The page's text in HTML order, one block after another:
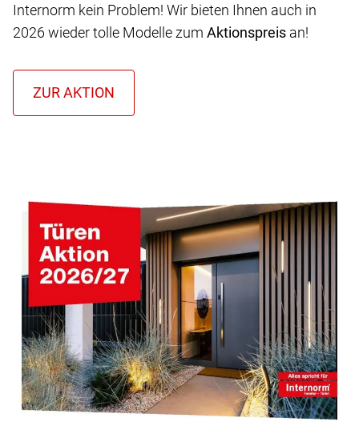
Internorm kein Problem! Wir bieten Ihnen auch in
2026 wieder tolle Modelle zum Aktionspreis an!